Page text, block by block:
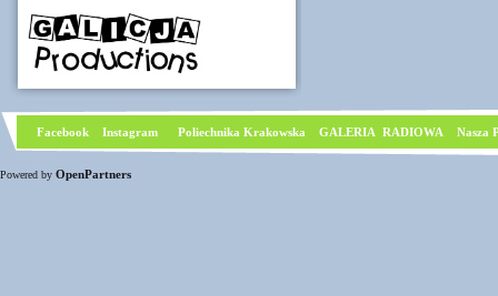
Facebook Instagram Poliechnika Krakowska GALERIA RADIOWA Nasza
Powered by OpenPartners